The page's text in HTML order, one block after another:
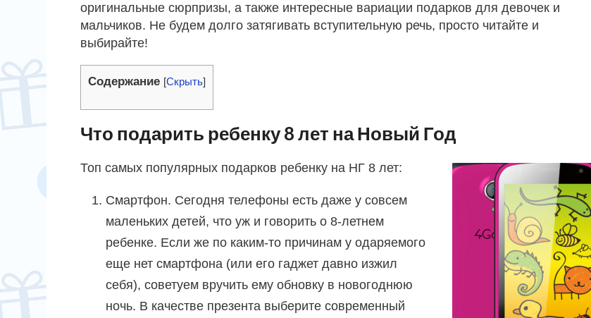
оригинальные сюрпризы, а также интересные вариации подарков для девочек и
мальчиков. Не будем долго затягивать вступительную речь, просто читайте и
выбирайте!
Содержание [Скрыть]
Что подарить ребенку 8 лет на Новый Год
Топ самых популярных подарков ребенку на НГ 8 лет:
Смартфон. Сегодня телефоны есть даже у совсем
маленьких детей, что уж и говорить о 8-летнем
ребенке. Если же по каким-то причинам у одаряемого
еще нет смартфона (или его гаджет давно изжил
себя), советуем вручить ему обновку в новогоднюю
ночь. В качестве презента выберите современный